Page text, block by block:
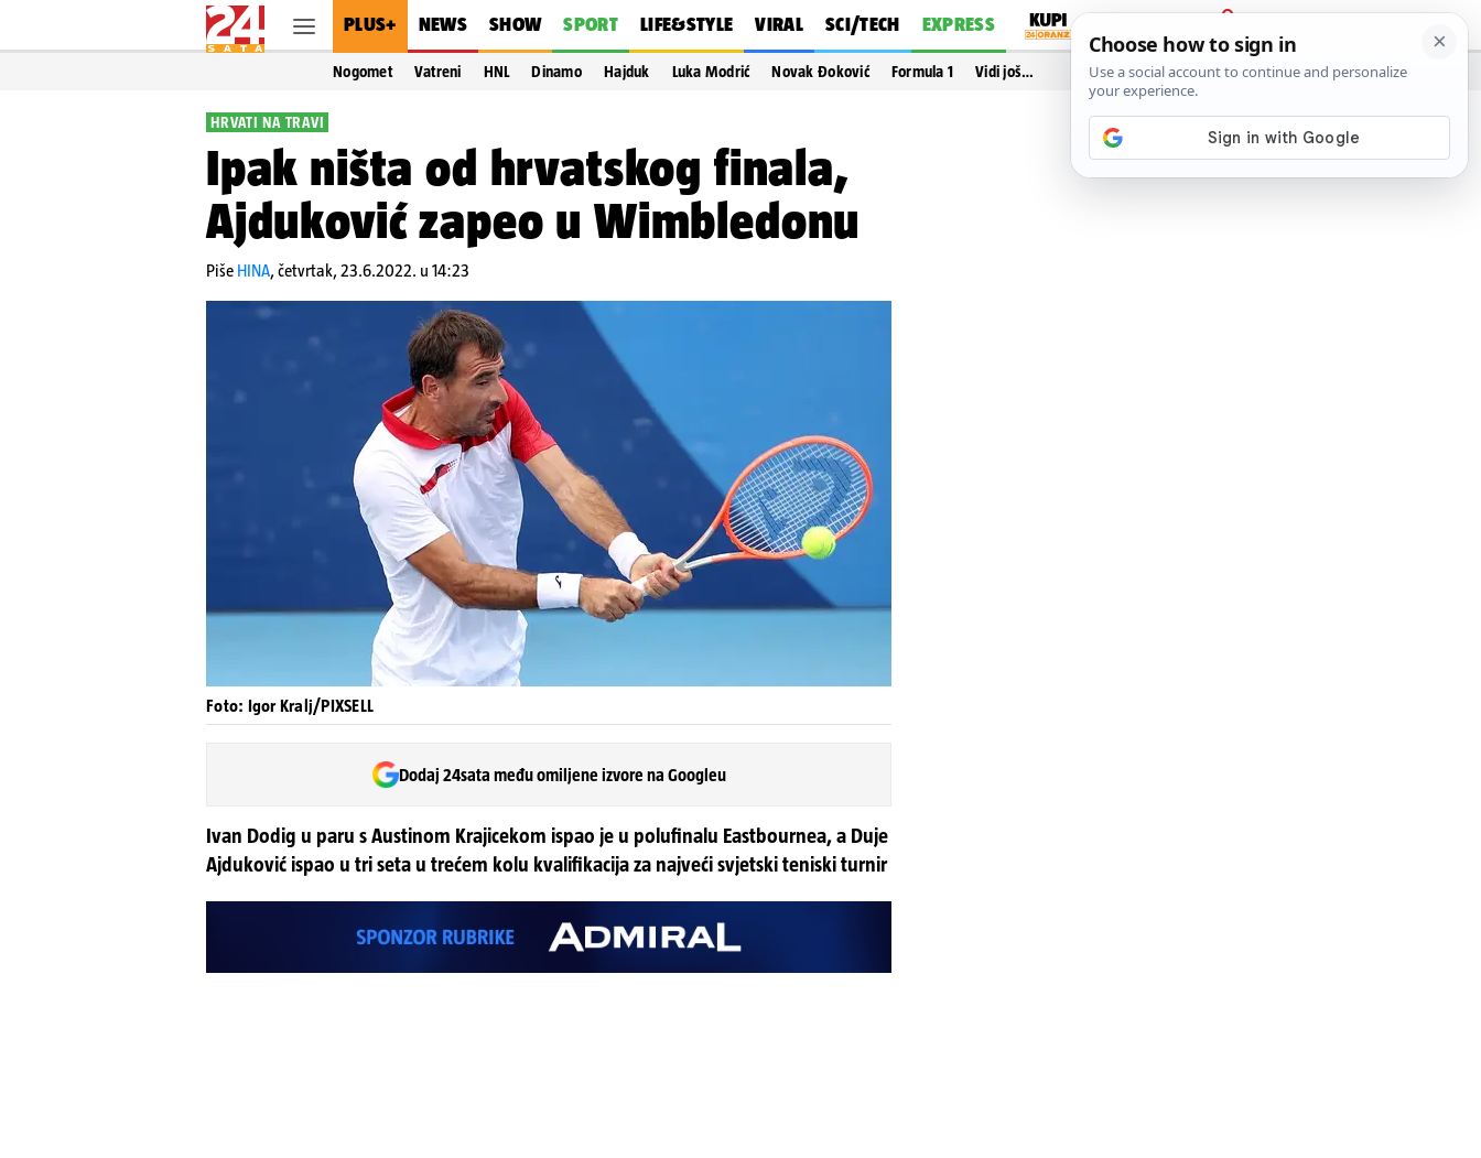
PLUS+ NEWS SHOW SPORT LIFE&STYLE VIRAL SCI/TECH EXPRESS
PRIJAVA
Nogomet Vatreni HNL Dinamo Hajduk Luka Modrić Novak Đoković Formula 1 Vidi još…
HRVATI NA TRAVI
Ipak ništa od hrvatskog finala,
Ajduković zapeo u Wimbledonu
Piše HINA,četvrtak, 23.6.2022. u 14:23
Foto: Igor Kralj/PIXSELL
Dodaj 24sata među omiljene izvore na Googleu
Ivan Dodig u paru s Austinom Krajicekom ispao je u polufinalu Eastbournea, a Duje
Ajduković ispao u tri seta u trećem kolu kvalifikacija za najveći svjetski teniski turnir